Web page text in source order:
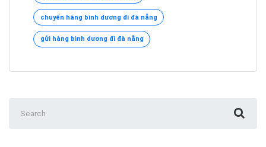
BÌNH
DƯƠNG
ĐI
ĐÀ
–
chuyển hàng bình dương đi đà nẵng
gửi hàng bình dương đi đà nẵng
for: